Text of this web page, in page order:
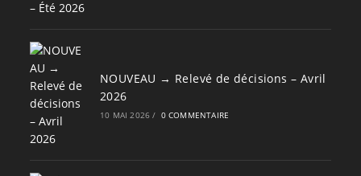
NOUVEAU → Relevé de décisions – Avril
2026
10 MAI 2026 / 0 COMMENTAIRE